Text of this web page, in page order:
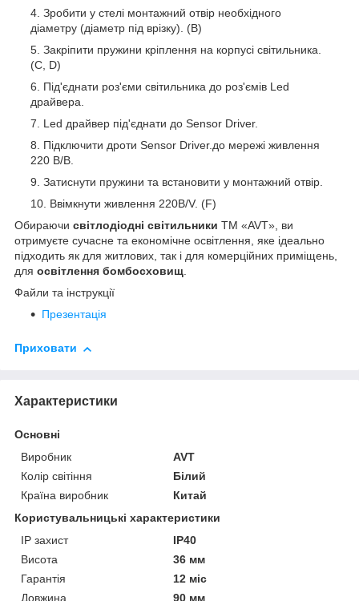
Зробити у стелі монтажний отвір необхідного
діаметру (діаметр під врізку). (В)
Закріпити пружини кріплення на корпусі світильника.
(С, D)
Під'єднати роз'єми світильника до роз'ємів Led
драйвера.
Led драйвер під'єднати до Sensor Driver.
Підключити дроти Sensor Driver.до мережі живлення
220 В/В.
Затиснути пружини та встановити у монтажний отвір.
Ввімкнути живлення 220В/V. (F)
Обираючи світлодіодні світильники ТМ «AVT», ви
отримуєте сучасне та економічне освітлення, яке ідеально
підходить як для житлових, так і для комерційних приміщень,
для освітлення бомбосховищ.
Файли та інструкції
Презентація
Приховати
Характеристики
Основні
Виробник
AVT
Колір світіння
Білий
Країна виробник
Китай
Користувальницькі характеристики
IP захист
IP40
Висота
36 мм
Гарантія
12 міс
Довжина
90 мм